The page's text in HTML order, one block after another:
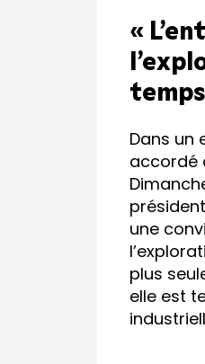
«
Dans un
accordé
une
plus
elle est